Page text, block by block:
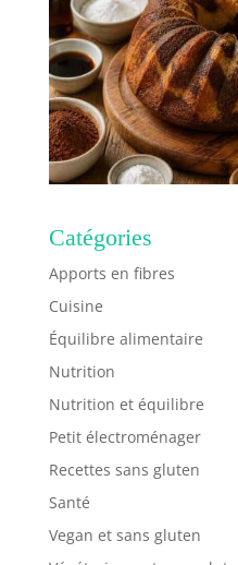
Catégories
Apports en fibres
Cuisine
Équilibre alimentaire
Nutrition
Nutrition et équilibre
Petit électroménager
Recettes sans gluten
Santé
Vegan et sans gluten